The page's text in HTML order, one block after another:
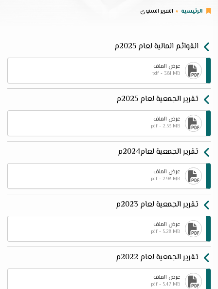
الرئيسية التقرير السنوي
القوائم المالية لعام 2025م
عرض الملف
pdf - 3.81 MB
تقرير الجمعية لعام 2025م
عرض الملف
pdf - 2.53 MB
تقرير الجمعية لعام2024م
عرض الملف
pdf - 2.98 MB
تقرير الجمعية لعام 2023م
عرض الملف
pdf - 5.28 MB
تقرير الجمعية لعام 2022م
عرض الملف
pdf - 5.47 MB